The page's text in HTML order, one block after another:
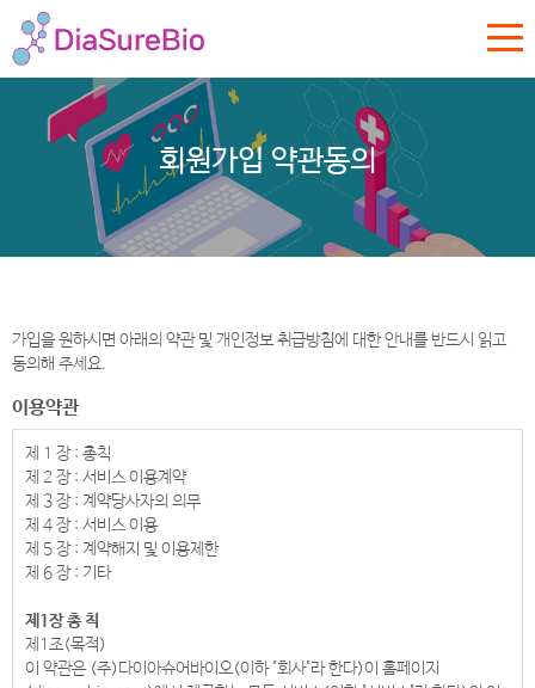
회원가입 약관동의
가입을 원하시면 아래의 약관 및 개인정보 취급방침에 대한 안내를 반드시 읽고
동의해 주세요.
이용약관
제 1 장 : 총칙
제 2 장 : 서비스 이용계약
제 3 장 : 계약당사자의 의무
제 4 장 : 서비스 이용
제 5 장 : 계약해지 및 이용제한
제 6 장 : 기타
제1장 총 칙
제1조(목적)
이 약관은 (주)다이아슈어바이오(이하 "회사"라 한다)이 홈페이지